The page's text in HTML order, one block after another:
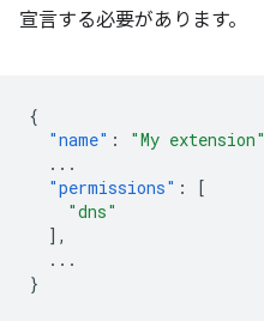
宣言する必要があります。
{
"name" : "My extension"
...
"permissions" :
[
"dns"
],
...
}